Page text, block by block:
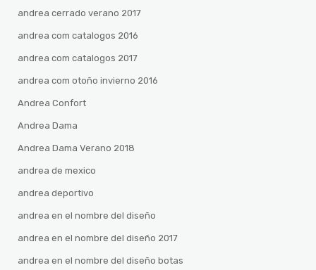
andrea cerrado verano 2017
andrea com catalogos 2016
andrea com catalogos 2017
andrea com otoño invierno 2016
Andrea Confort
Andrea Dama
Andrea Dama Verano 2018
andrea de mexico
andrea deportivo
andrea en el nombre del diseño
andrea en el nombre del diseño 2017
andrea en el nombre del diseño botas